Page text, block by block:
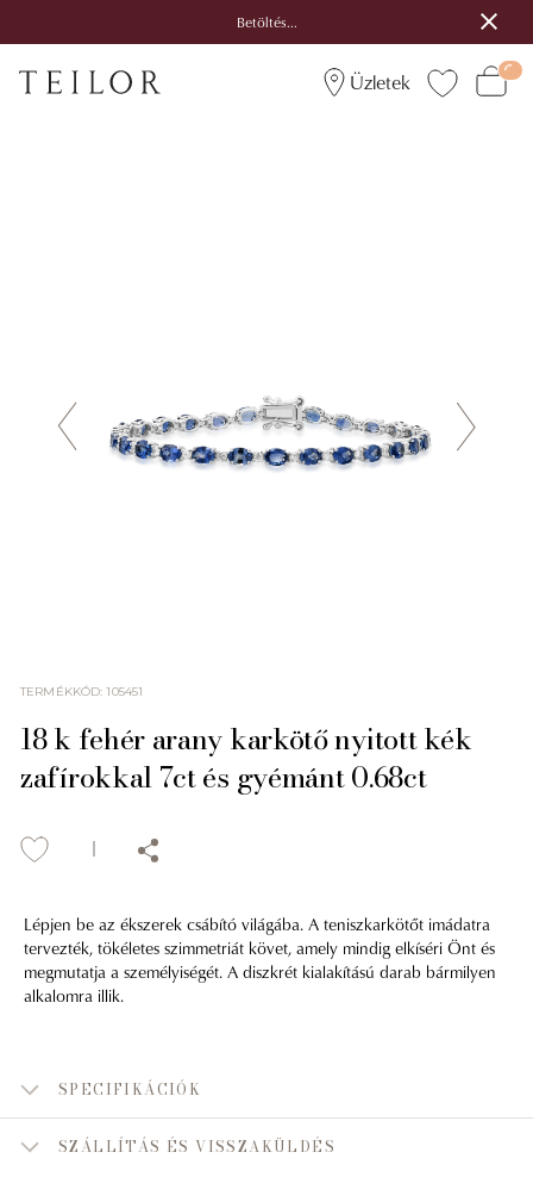
Betöltés...
Üzletek
TERMÉKKÓD:105451
18 k fehér arany karkötő nyitott kék
zafírokkal 7ct és gyémánt 0.68ct
Lépjen be az ékszerek csábító világába. A teniszkarkötőt imádatra
tervezték, tökéletes szimmetriát követ, amely mindig elkíséri Önt és
megmutatja a személyiségét. A diszkrét kialakítású darab bármilyen
alkalomra illik.
SPECIFIKÁCIÓK
SZÁLLÍTÁS ÉS VISSZAKÜLDÉS